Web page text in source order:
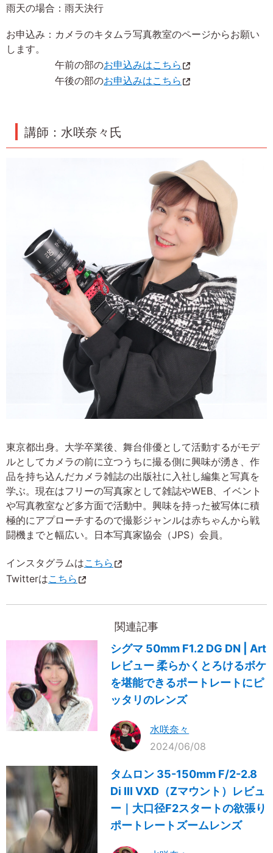
雨天の場合：雨天決行
お申込み：カメラのキタムラ写真教室のページからお願い
します。
午前の部のお申込みはこちら
午後の部のお申込みはこちら
講師：水咲奈々氏
東京都出身。大学卒業後、舞台俳優として活動するがモデ
ルとしてカメラの前に立つうちに撮る側に興味が湧き、作
品を持ち込んだカメラ雑誌の出版社に入社し編集と写真を
学ぶ。現在はフリーの写真家として雑誌やWEB、イベント
や写真教室など多方面で活動中。興味を持った被写体に積
極的にアプローチするので撮影ジャンルは赤ちゃんから戦
闘機までと幅広い。日本写真家協会（JPS）会員。
インスタグラムはこちら
Twitterはこちら
関連記事
シグマ 50mm F1.2 DG DN | Art
レビュー 柔らかくとろけるボケ
を堪能できるポートレートにピ
ッタリのレンズ
水咲奈々
2024/06/08
タムロン 35-150mm F/2-2.8
Di III VXD（Zマウント）レビュ
ー｜大口径F2スタートの欲張り
ポートレートズームレンズ